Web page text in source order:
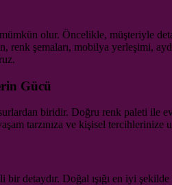
olur. Öncelikle, müşteriyle
renk şemaları, mobilya yerleşimi,
Gücü
biridir. Doğru renk paleti ile
tarzınıza ve kişisel tercihlerinize
detaydır. Doğal ışığı en iyi